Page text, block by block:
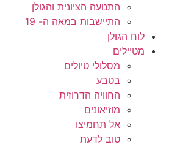
התנועה הציונית והגולן
התיישבות במאה ה- 19
לוח הגולן
מטיילים
מסלולי טיולים
בטבע
החוויה הדרוזית
מוזיאונים
אל תחמיצו
טוב לדעת